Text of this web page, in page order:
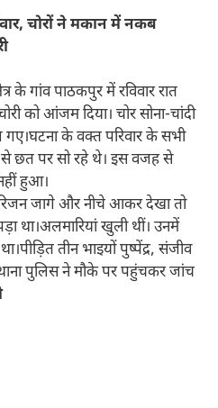
चोरों ने मकान में नकब
गांव पाठकपुर में रविवार रात
को आंजम दिया। चोर सोना-चांदी
के वक्त परिवार के सभी
छत पर सो रहे थे। इस वजह से
हुआ।
जागे और नीचे आकर देखा तो
था।अलमारियां खुली थीं। उनमें
तीन भाइयों पुष्पेंद्र, संजीव
पुलिस ने मौके पर पहुंचकर जांच